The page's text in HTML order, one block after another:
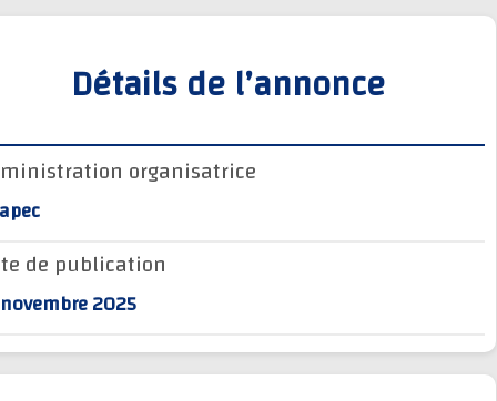
Détails de l’annonce
Administration organisatrice
Anapec
Date de publication
13 novembre 2025